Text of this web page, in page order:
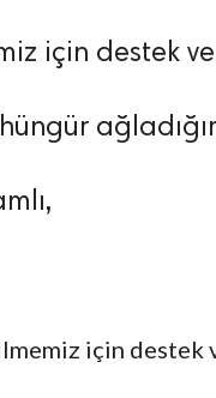
için destek
için destek